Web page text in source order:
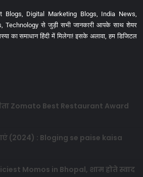
Blogs, Digital Marketing Blogs, India News,
Technology से जुड़ी सभी जानकारी आपके साथ शेयर
का समाधान हिंदी में मिलेगा! इसके अलावा, हम डिजिटल
Zomato Best Restaurant Award
(2024) : Bloging se paise kaisa
Momos in Bhopal, शाम होते स्वाद